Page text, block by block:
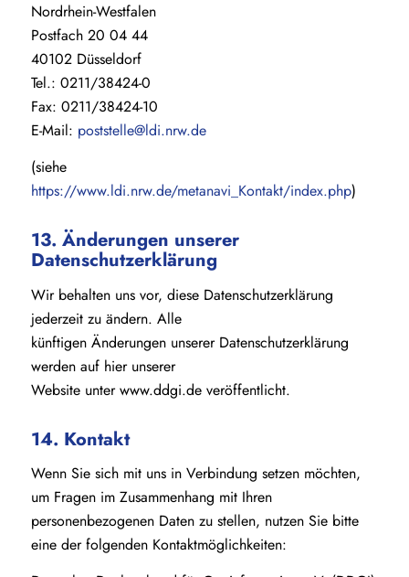
Nordrhein-Westfalen
Postfach 20 04 44
40102 Düsseldorf
Tel.: 0211/38424-0
Fax: 0211/38424-10
E-Mail: poststelle@ldi.nrw.de
(siehe
https://www.ldi.nrw.de/metanavi_Kontakt/index.php)
13. Änderungen unserer
Datenschutzerklärung
Wir behalten uns vor, diese Datenschutzerklärung
jederzeit zu ändern. Alle
künftigen Änderungen unserer Datenschutzerklärung
werden auf hier unserer
Website unter www.ddgi.de veröffentlicht.
14. Kontakt
Wenn Sie sich mit uns in Verbindung setzen möchten,
um Fragen im Zusammenhang mit Ihren
personenbezogenen Daten zu stellen, nutzen Sie bitte
eine der folgenden Kontaktmöglichkeiten: